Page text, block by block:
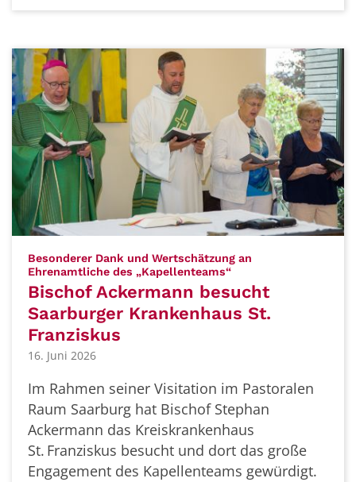
Besonderer Dank und Wertschätzung an
Ehrenamtliche des „Kapellenteams“:
Bischof Ackermann besucht
Saarburger Krankenhaus St.
Franziskus
16. Juni 2026
Im Rahmen seiner Visitation im Pastoralen
Raum Saarburg hat Bischof Stephan
Ackermann das Kreiskrankenhaus
St. Franziskus besucht und dort das große
Engagement des Kapellenteams gewürdigt.